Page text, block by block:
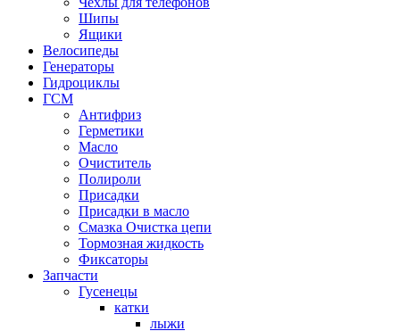
Шипы
Ящики
Велосипеды
Генераторы
Гидроциклы
ГСМ
Антифриз
Герметики
Масло
Очиститель
Полироли
Присадки
Присадки в масло
Смазка Очистка цепи
Тормозная жидкость
Фиксаторы
Запчасти
Гусенецы
катки
лыжи